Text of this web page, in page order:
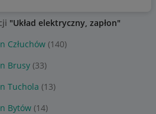
"Układ elektryczny, zapłon"
Człuchów (140)
Brusy (33)
Tuchola (13)
Bytów (14)